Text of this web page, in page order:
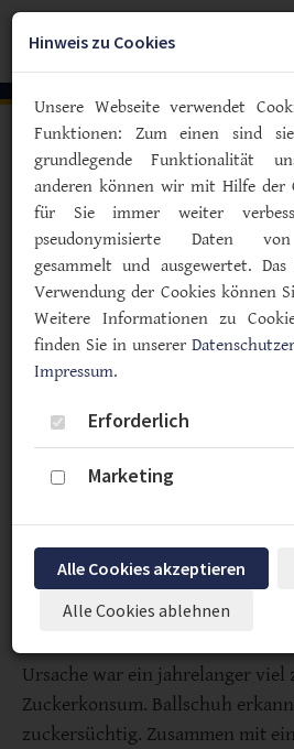
Zum
Hauptinhalt
Vorlesen
Buchvorstellung
Zucker is(s) nicht –
für die Feiertage
12.12.2019
Prävention Ernährung
Weihnachtsstollen ohne Zucker?
die Autorinnen der
„Zucker is(s) nicht“, das
erschienen ist.
Vor ein paar Jahren
Ursache war ein jahrelanger viel
Zuckerkonsum. Ballschuh
zuckersüchtig. Zusammen mit
Hinweis zu Cookies
Unsere Webseite verwendet
Funktionen: Zum einen sind
grundlegende Funktionalität
anderen können wir mit Hilfe der
für Sie immer weiter
pseudonymisierte Daten von
gesammelt und ausgewertet.
Verwendung der Cookies können
Weitere Informationen zu
finden Sie in unserer
Impressum.
Erforderlich
Marketing
Alle Cookies akzeptieren
Alle Cookies ablehnen